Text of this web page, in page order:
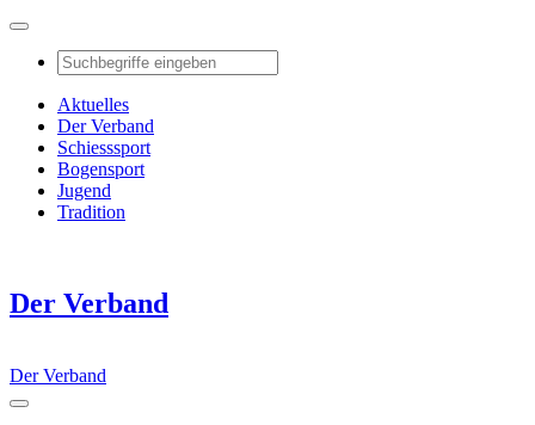
Aktuelles
Der Verband
Schiesssport
Bogensport
Jugend
Tradition
Der Verband
Der Verband